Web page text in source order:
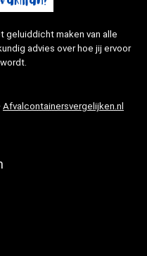
geluiddicht maken van alle
advies over hoe jij ervoor
· Afvalcontainersvergelijken.nl